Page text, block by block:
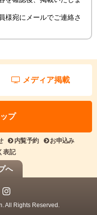
様宛にメールでご連絡さ
メディア掲載
プ
内覧予約
お申込み
表記
へ
All Rights Reserved.